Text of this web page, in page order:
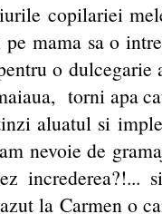
copilariei
pe mama sa o
o
torni apa
aluatul si
nevoie de
la Carmen o